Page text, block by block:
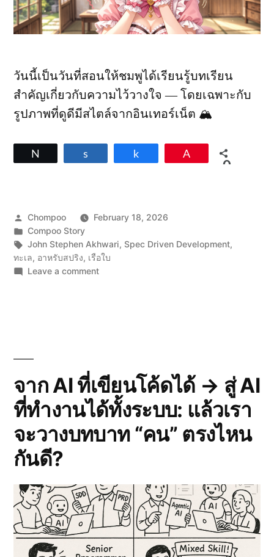
วันนี้เป็นวันที่สอนให้ชมพูได้เรียนรู้บทเรียน
สำคัญเกี่ยวกับความไว้วางใจ — โดยเฉพาะกับ
รูปภาพที่ดูดีมีสไตล์จากอินเทอร์เน็ต 🏔️
0
Posted
by
Chompoo
February 18, 2026
Posted
in
Compoo Story
Tags:
John Stephen Akhwari, Spec Driven Development,
ทะเล, อาหรับสปริง, เรือใบ
Leave a commenton
วัน
ที่
รูปภาพ
สอน
ให้
รู้
เชื่อ
ใจ
ใคร
ง่าย
จาก AI ที่เขียนโค้ดได้ → สู่ AI
ที่ทำงานได้ทั้งระบบ: แล้วเรา
จะวางบทบาท “คน” ตรงไหน
กันดี?